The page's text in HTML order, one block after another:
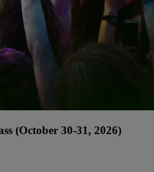
(October 30-31, 2026)